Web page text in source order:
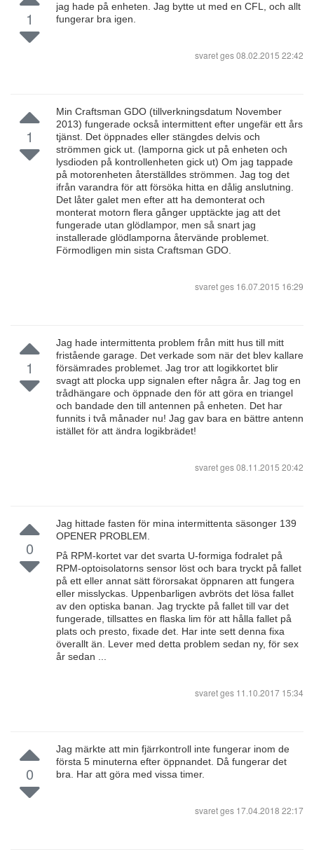
1
jag hade på enheten. Jag bytte ut med en CFL, och allt
fungerar bra igen.
svaret ges08.02.2015 22:42
1
Min Craftsman GDO (tillverkningsdatum November
2013) fungerade också intermittent efter ungefär ett års
tjänst. Det öppnades eller stängdes delvis och
strömmen gick ut. (lamporna gick ut på enheten och
lysdioden på kontrollenheten gick ut) Om jag tappade
på motorenheten återställdes strömmen. Jag tog det
ifrån varandra för att försöka hitta en dålig anslutning.
Det låter galet men efter att ha demonterat och
monterat motorn flera gånger upptäckte jag att det
fungerade utan glödlampor, men så snart jag
installerade glödlamporna återvände problemet.
Förmodligen min sista Craftsman GDO.
svaret ges 16.07.2015 16:29
1
Jag hade intermittenta problem från mitt hus till mitt
fristående garage. Det verkade som när det blev kallare
försämrades problemet. Jag tror att logikkortet blir
svagt att plocka upp signalen efter några år. Jag tog en
trådhängare och öppnade den för att göra en triangel
och bandade den till antennen på enheten. Det har
funnits i två månader nu! Jag gav bara en bättre antenn
istället för att ändra logikbrädet!
svaret ges08.11.2015 20:42
0
Jag hittade fasten för mina intermittenta säsonger 139
OPENER PROBLEM.
På RPM-kortet var det svarta U-formiga fodralet på
RPM-optoisolatorns sensor löst och bara tryckt på fallet
på ett eller annat sätt förorsakat öppnaren att fungera
eller misslyckas. Uppenbarligen avbröts det lösa fallet
av den optiska banan. Jag tryckte på fallet till var det
fungerade, tillsattes en flaska lim för att hålla fallet på
plats och presto, fixade det. Har inte sett denna fixa
överallt än. Lever med detta problem sedan ny, för sex
år sedan ...
svaret ges 11.10.2017 15:34
0
Jag märkte att min fjärrkontroll inte fungerar inom de
första 5 minuterna efter öppnandet. Då fungerar det
bra. Har att göra med vissa timer.
svaret ges 17.04.2018 22:17